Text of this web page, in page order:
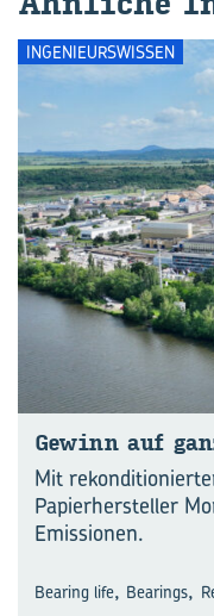
INGENIEURSWISSEN
Ge­winn auf
Mit
Papierhersteller
Emissionen.
Bearing life, Bearings,